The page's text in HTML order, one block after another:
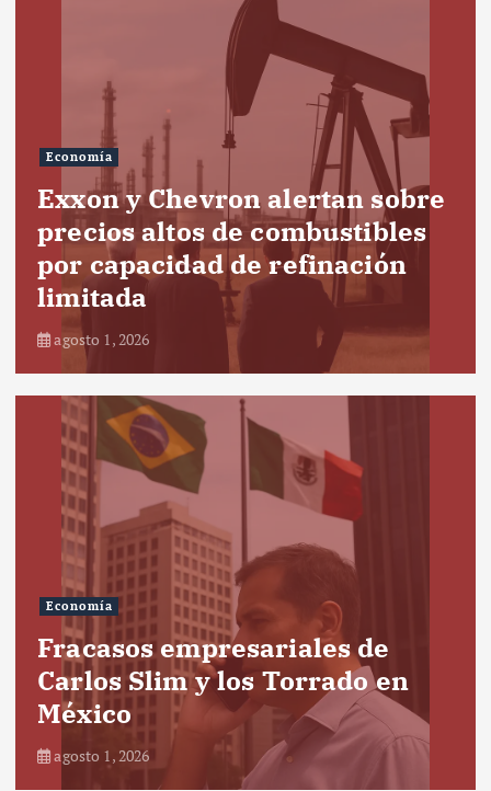
Economía
Exxon y Chevron alertan sobre
precios altos de combustibles
por capacidad de refinación
limitada
agosto 1, 2026
Economía
Fracasos empresariales de
Carlos Slim y los Torrado en
México
agosto 1, 2026